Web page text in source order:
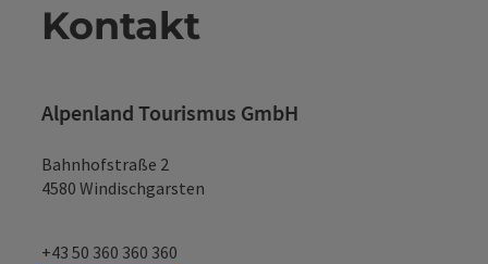
Kontakt
Alpenland Tourismus GmbH
Bahnhofstraße 2
4580 Windischgarsten
+43 50 360 360 360